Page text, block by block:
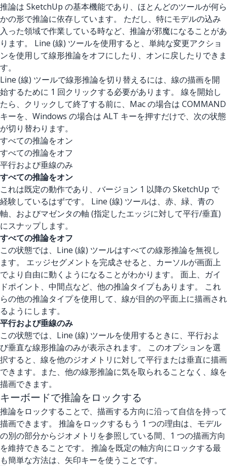
推論は SketchUp の基本機能であり、ほとんどのツールが何ら
かの形で推論に依存しています。 ただし、特にモデルの込み
入った領域で作業している時など、推論が邪魔になることがあ
ります。 Line (線) ツールを使用すると、単純な変更アクショ
ンを使用して線形推論をオフにしたり、オンに戻したりできま
す。
Line (線) ツールで線形推論を切り替えるには、線の描画を開
始するために 1 回クリックする必要があります。 線を開始し
たら、クリックして終了する前に、Mac の場合は COMMAND
キーを、Windows の場合は ALT キーを押すだけで、次の状態
が切り替わります。
すべての推論をオン
すべての推論をオフ
平行および垂線のみ
すべての推論をオン
これは既定の動作であり、バージョン 1 以降の SketchUp で
経験しているはずです。 Line (線) ツールは、赤、緑、青の
軸、およびマゼンタの軸 (指定したエッジに対して平行/垂直)
にスナップします。
すべての推論をオフ
この状態では、Line (線) ツールはすべての線形推論を無視し
ます。 エッジセグメントを完成させると、カーソルが画面上
でより自由に動くようになることがわかります。 面上、ガイ
ドポイント、中間点など、他の推論タイプもあります。 これ
らの他の推論タイプを使用して、線が目的の平面上に描画され
るようにします。
平行および垂線のみ
この状態では、Line (線) ツールを使用するときに、平行およ
び垂直な線形推論のみが表示されます。 このオプションを選
択すると、線を他のジオメトリに対して平行または垂直に描画
できます。また、他の線形推論に気を取られることなく、線を
描画できます。
キーボードで推論をロックする
推論をロックすることで、描画する方向に沿って自信を持って
描画できます。 推論をロックするもう 1 つの理由は、モデル
の別の部分からジオメトリを参照している間、1 つの描画方向
を維持できることです。 推論を既定の軸方向にロックする最
も簡単な方法は、矢印キーを使うことです。